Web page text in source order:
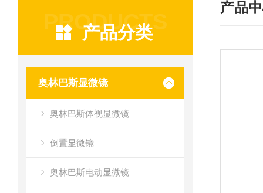
PRODUCTS
产品分类
奥林巴斯显微镜
奥林巴斯体视显微镜
倒置显微镜
奥林巴斯电动显微镜
产品